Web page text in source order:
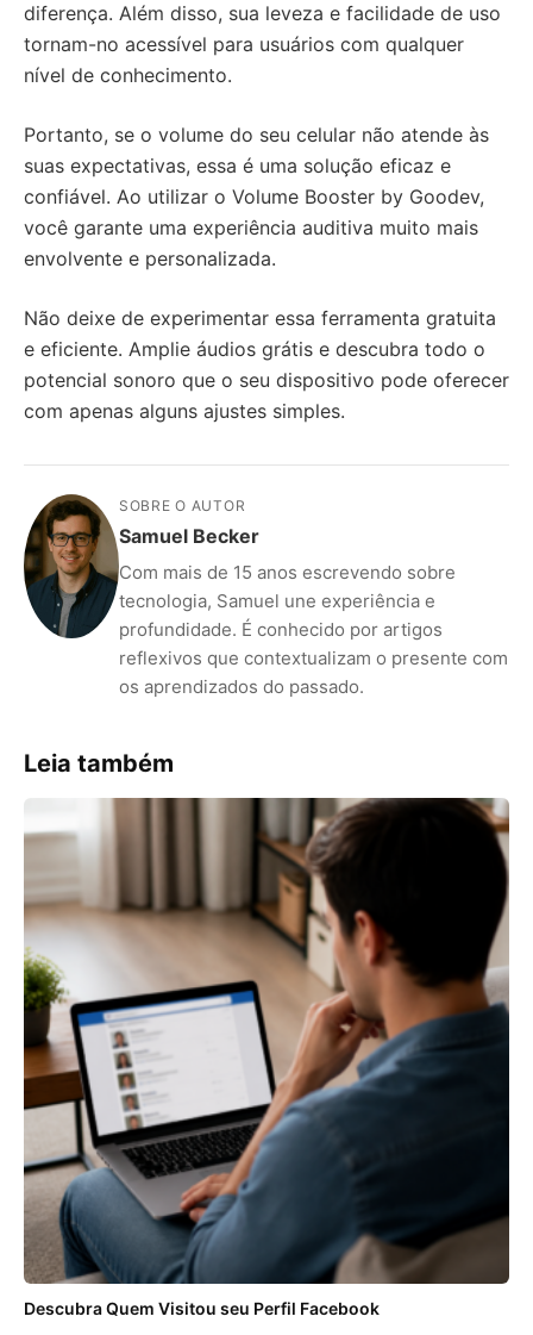
diferença. Além disso, sua leveza e facilidade de uso
tornam-no acessível para usuários com qualquer
nível de conhecimento.
Portanto, se o volume do seu celular não atende às
suas expectativas, essa é uma solução eficaz e
confiável. Ao utilizar o Volume Booster by Goodev,
você garante uma experiência auditiva muito mais
envolvente e personalizada.
Não deixe de experimentar essa ferramenta gratuita
e eficiente. Amplie áudios grátis e descubra todo o
potencial sonoro que o seu dispositivo pode oferecer
com apenas alguns ajustes simples.
SOBRE O AUTOR
Samuel Becker
Com mais de 15 anos escrevendo sobre
tecnologia, Samuel une experiência e
profundidade. É conhecido por artigos
reflexivos que contextualizam o presente com
os aprendizados do passado.
Leia também
Descubra Quem Visitou seu Perfil Facebook